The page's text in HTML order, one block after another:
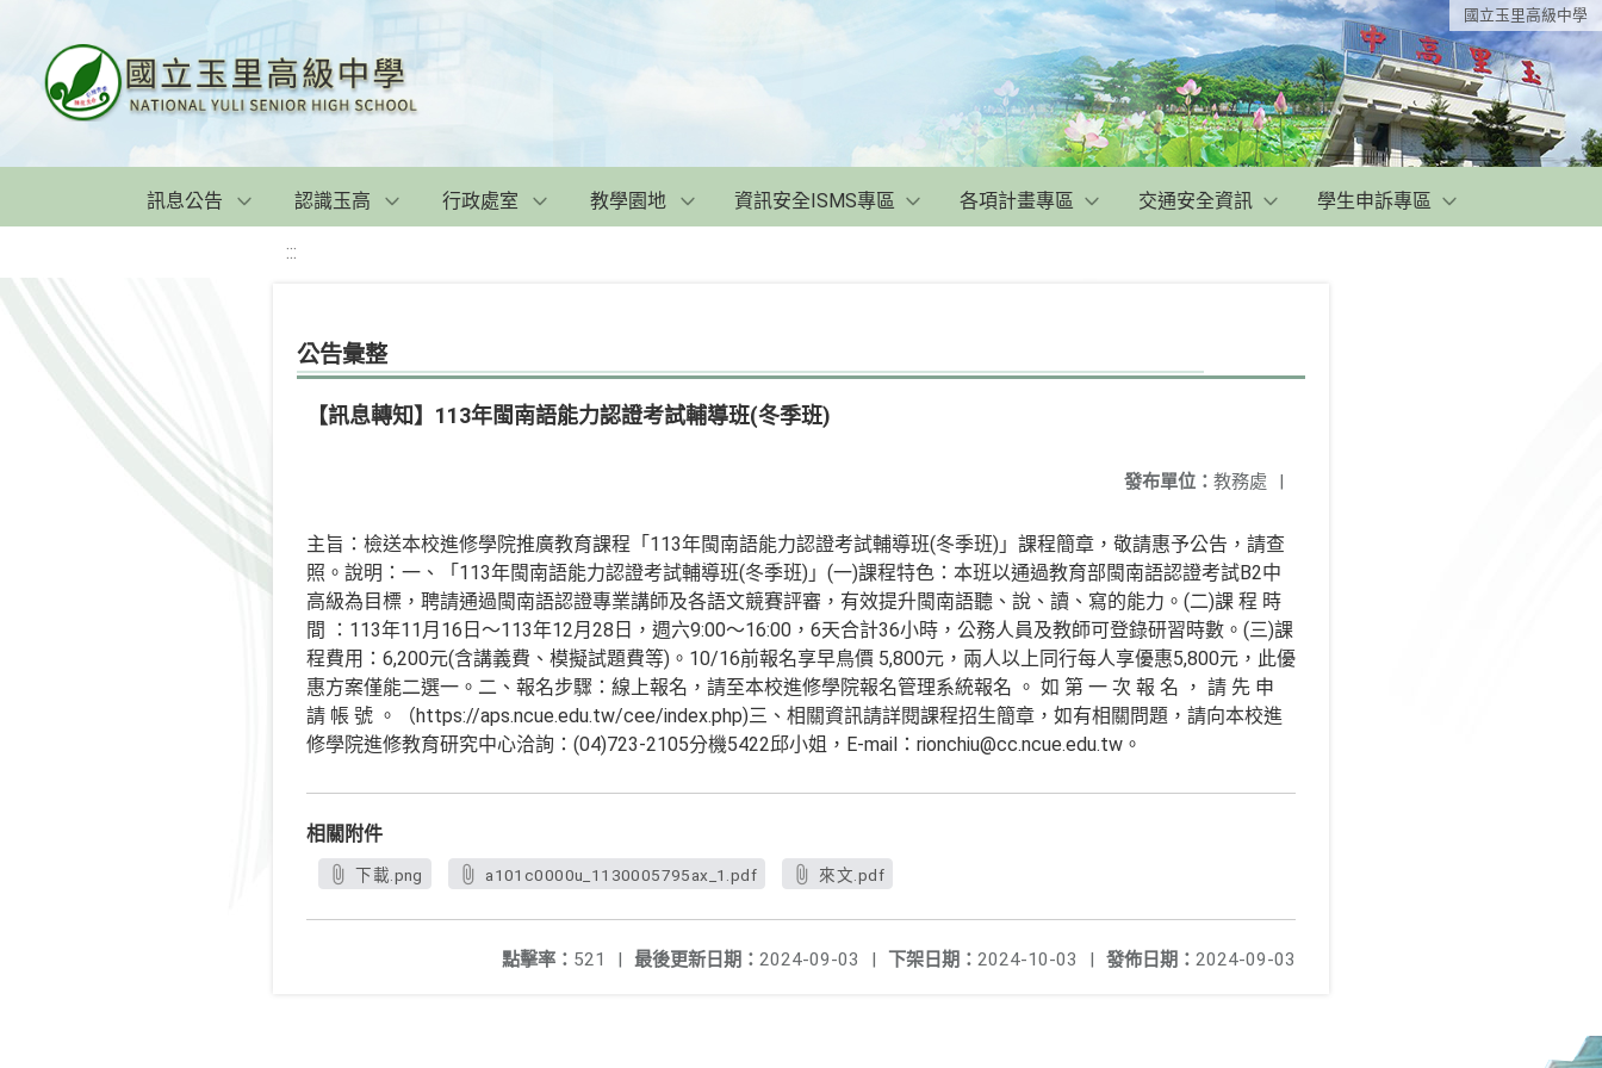
國立玉里高級中學
訊息公告 認識玉高 行政處室 教學園地 資訊安全ISMS專區 各項計畫專區 交通安全資訊 學生申訴專區
:::
公告彙整
【訊息轉知】113年閩南語能力認證考試輔導班(冬季班)
發布單位： 教務處 |
主旨：檢送本校進修學院推廣教育課程「113年閩南語能力認證考試輔導班(冬季班)」課程簡章，敬請惠予公告，請查
照。說明：一、「113年閩南語能力認證考試輔導班(冬季班)」(一)課程特色：本班以通過教育部閩南語認證考試B2中
高級為目標，聘請通過閩南語認證專業講師及各語文競賽評審，有效提升閩南語聽、說、讀、寫的能力。(二)課 程 時
間 ：113年11月16日～113年12月28日，週六9:00～16:00，6天合計36小時，公務人員及教師可登錄研習時數。(三)課
程費用：6,200元(含講義費、模擬試題費等)。10/16前報名享早鳥價 5,800元，兩人以上同行每人享優惠5,800元，此優
惠方案僅能二選一。二、報名步驟：線上報名，請至本校進修學院報名管理系統報名 。 如 第 一 次 報 名 ， 請 先 申
請 帳 號 。（https://aps.ncue.edu.tw/cee/index.php)三、相關資訊請詳閱課程招生簡章，如有相關問題，請向本校進
修學院進修教育研究中心洽詢：(04)723-2105分機5422邱小姐，E-mail：rionchiu@cc.ncue.edu.tw。
相關附件
下載.png a101c0000u_1130005795ax_1.pdf 來文.pdf
發佈日期： 2024-09-03
下架日期： 2024-10-03 |
最後更新日期： 2024-09-03 |
點擊率： 521 |